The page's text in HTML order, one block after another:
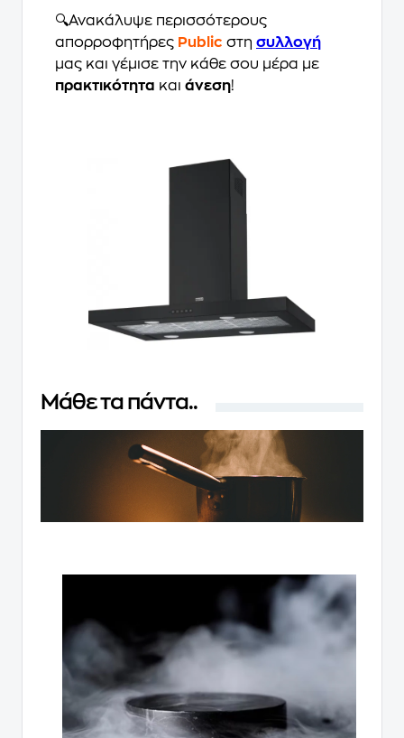
🔍Ανακάλυψε περισσότερους
απορροφητήρες Public στη συλλογή
μας και γέμισε την κάθε σου μέρα με
πρακτικότητα και άνεση!
Μάθε τα πάντα..